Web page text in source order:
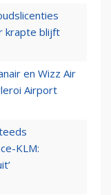
krapte blijft
en Wizz Air
Airport
KLM: